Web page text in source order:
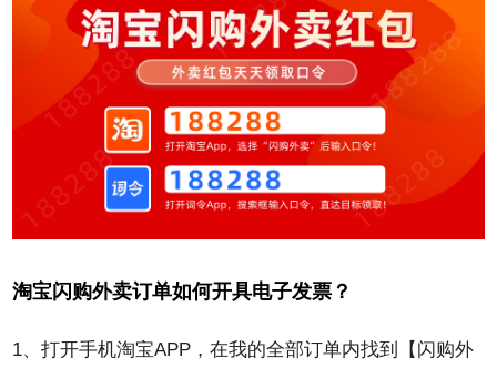
淘宝闪购外卖订单如何开具电子发票？
1、打开手机淘宝APP，在我的全部订单内找到【闪购外